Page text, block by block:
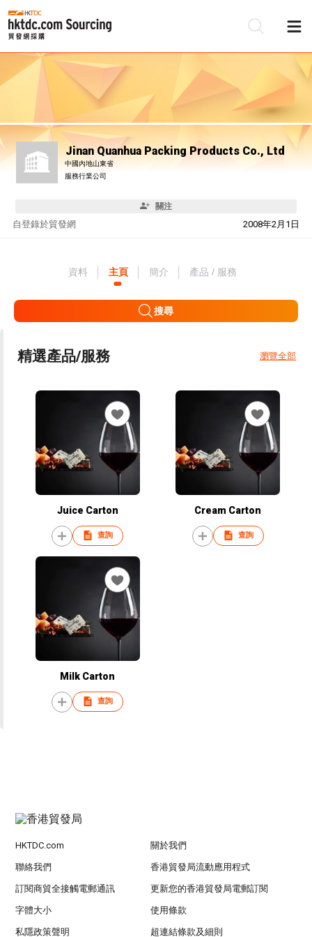
Jinan Quanhua Packing Products Co., Ltd
中國內地山東省
服務行業公司
關注
自 2008年2月1日
登錄於貿發網
資料 主頁 簡介 產品 / 服務
搜尋
精選產品/服務 瀏覽全部
Juice Carton
查詢
Cream Carton
查詢
Milk Carton
查詢
HKTDC.com 關於我們
聯絡我們 香港貿發局流動應用程式
訂閱商貿全接觸電郵通訊 更新您的香港貿發局電郵訂閱
字體大小 使用條款
私隱政策聲明 超連結條款及細則